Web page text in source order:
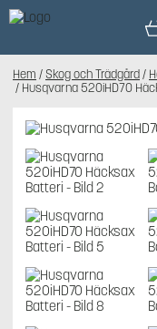
Hem / Skog och Trädgård/
/ Husqvarna 520iHD70